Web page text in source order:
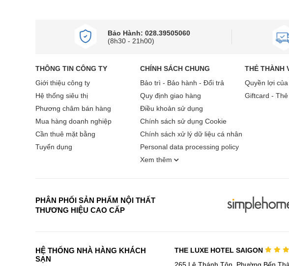
Bảo Hành: 028.39505060
(8h30 - 21h00)
THÔNG TIN CÔNG TY
Giới thiệu công ty
Hệ thống siêu thị
Phương châm bán hàng
Mua hàng doanh nghiệp
Cần thuê mặt bằng
Tuyển dụng
CHÍNH SÁCH CHUNG
Bảo trì - Bảo hành - Đổi trả
Quy định giao hàng
Điều khoản sử dụng
Chính sách sử dụng Cookie
Chính sách xử lý dữ liệu cá nhân
Personal data processing policy
Xem thêm
THẺ THÀNH
Quyền lợi
Giftcard -
PHÂN PHỐI SẢN PHẨM NỘI THẤT
THƯƠNG HIỆU CAO CẤP
HỆ THỐNG NHÀ HÀNG KHÁCH
SẠN
THE LUXE HOTEL SAIGON